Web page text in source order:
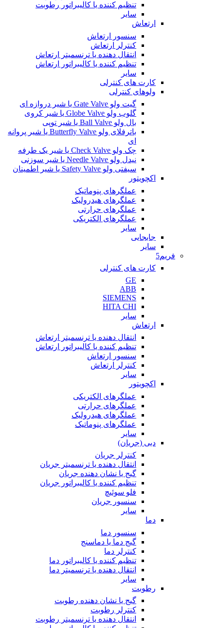
تنظیم کننده یا کالیبراتور رطوبت
سایر
ارتعاش
سنسور ارتعاش
کنترلر ارتعاش
انتقال دهنده یا ترنسمیتر ارتعاش
تنظیم کننده یا کالیبراتور ارتعاش
سایر
کارت های کنترلی
ولوهای کنترلی
گیت ولو Gate Valve یا شیر دروازه ای
گلوب ولو Globe Valve یا شیر کروی
بال ولو Ball Valve یا شیر توپی
باترفلای ولو Butterfly Valve یا شیر پروانه
ای
چک ولو Check Valve یا شیر یک طرفه
نیدل ولو Needle Valve یا شیر سوزنی
سیفتی ولو Safety Valve یا شیر اطمینان
اکچویتور
عملگرهای پنوماتیک
عملگرهای هیدرولیک
عملگرهای حرارتی
عملگرهای الکتریکی
سایر
جابجایی
سایر
فریم5
کارت های کنترلی
GE
ABB
SIEMENS
HITA CHI
سایر
ارتعاش
انتقال دهنده یا ترنسمیتر ارتعاش
تنظیم کننده یا کالیبراتور ارتعاش
سنسور ارتعاش
کنترلر ارتعاش
سایر
اکچویتور
عملگرهای الکتریکی
عملگرهای حرارتی
عملگرهای هیدرولیک
عملگرهای پنوماتیک
سایر
دبی (جریان)
کنترلر جریان
انتقال دهنده یا ترنسمیتر جریان
گیج یا نشان دهنده جریان
تنظیم کننده یا کالیبراتور جریان
فلو سوئیچ
سنسور جریان
سایر
دما
سنسور دما
گیج دما یا دماسنج
کنترلر دما
تنظیم کننده یا کالیبراتور دما
انتقال دهنده یا ترنسمیتر دما
سایر
رطوبت
گیج یا نشان دهنده رطوبت
کنترلر رطوبت
انتقال دهنده یا ترنسمیتر رطوبت